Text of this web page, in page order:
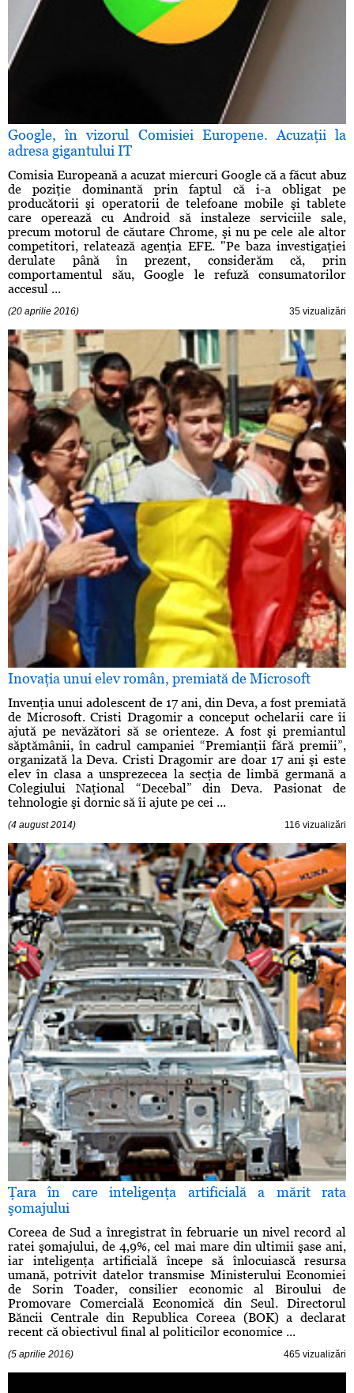
Google, în vizorul Comisiei Europene. Acuzaţii la
adresa gigantului IT
Comisia Europeană a acuzat miercuri Google că a făcut abuz
de poziţie dominantă prin faptul că i-a obligat pe
producătorii şi operatorii de telefoane mobile şi tablete
care operează cu Android să instaleze serviciile sale,
precum motorul de căutare Chrome, şi nu pe cele ale altor
competitori, relatează agenţia EFE. "Pe baza investigaţiei
derulate până în prezent, considerăm că, prin
comportamentul său, Google le refuză consumatorilor
accesul ...
(20 aprilie 2016) 35 vizualizări
Inovaţia unui elev român, premiată de Microsoft
Invenţia unui adolescent de 17 ani, din Deva, a fost premiată
de Microsoft. Cristi Dragomir a conceput ochelarii care îi
ajută pe nevăzători să se orienteze. A fost şi premiantul
săptămânii, în cadrul campaniei “Premianţii fără premii”,
organizată la Deva. Cristi Dragomir are doar 17 ani şi este
elev în clasa a unsprezecea la secţia de limbă germană a
Colegiului Naţional “Decebal” din Deva. Pasionat de
tehnologie şi dornic să îi ajute pe cei ...
(4 august 2014) 116 vizualizări
Ţara în care inteligenţa artificială a mărit rata
şomajului
Coreea de Sud a înregistrat în februarie un nivel record al
ratei şomajului, de 4,9%, cel mai mare din ultimii şase ani,
iar inteligenţa artificială începe să înlocuiască resursa
umană, potrivit datelor transmise Ministerului Economiei
de Sorin Toader, consilier economic al Biroului de
Promovare Comercială Economică din Seul. Directorul
Băncii Centrale din Republica Coreea (BOK) a declarat
recent că obiectivul final al politicilor economice ...
(5 aprilie 2016) 465 vizualizări